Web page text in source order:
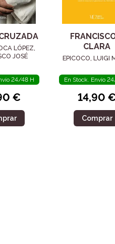
LÓPEZ,
JOSÉ
24/48 H
€
CLARA
EPICOCO, LUIGI
En Stock. Envío
14,90 €
Comprar